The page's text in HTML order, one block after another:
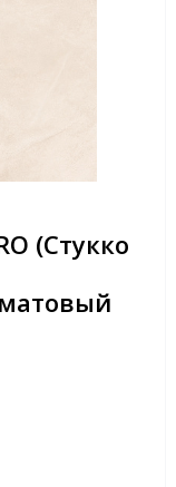
(Стукко
матовый